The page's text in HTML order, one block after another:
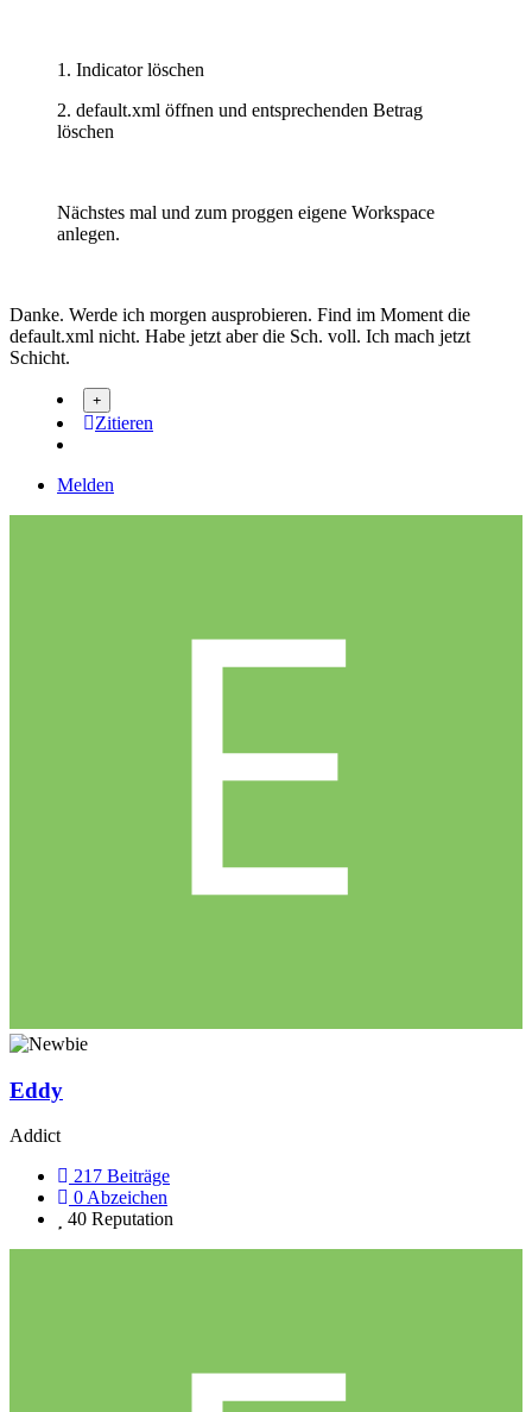
1. Indicator löschen
2. default.xml öffnen und entsprechenden Betrag
löschen
Nächstes mal und zum proggen eigene Workspace
anlegen.
Danke. Werde ich morgen ausprobieren. Find im Moment die
default.xml nicht. Habe jetzt aber die Sch. voll. Ich mach jetzt
Schicht.
Zitieren
Melden
Eddy
Addict
217 Beiträge
0 Abzeichen
40 Reputation